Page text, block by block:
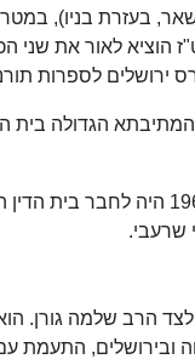
בעזרת בניו),
לאור את שני
ירושלים לספרות
בשנים 1958–1965 כיהן כדיין בביה"ד
שרעבי.
ובירושלים, התעמת